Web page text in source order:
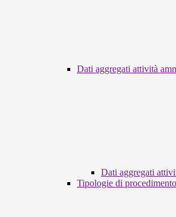
Dati aggregati attività
Dati aggregati
Tipologie di procedimento